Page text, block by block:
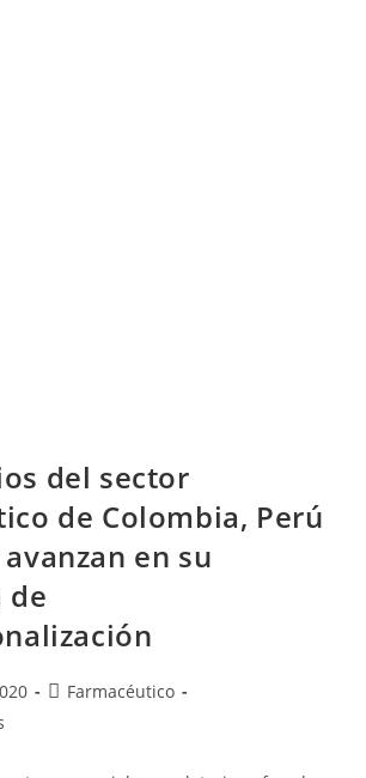
del sector
de Colombia, Perú
en su
de
Farmacéutico